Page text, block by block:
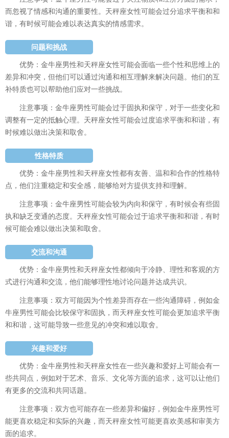
而忽视了情感和沟通的重要性。天秤座女性可能会过分追求平衡和和
谐，有时候可能会难以表达真实的情感需求。
问题和挑战
优势：金牛座男性和天秤座女性可能会面临一些个性和思维上的
差异和冲突，但他们可以通过沟通和相互理解来解决问题。他们的互
补特质也可以帮助他们应对一些挑战。
注意事项：金牛座男性可能会过于固执和保守，对于一些变化和
调整有一定的抵触心理。天秤座女性可能会过度追求平衡和和谐，有
时候难以做出决策和取舍。
性格特质
优势：金牛座男性和天秤座女性都有友善、温和和合作的性格特
点，他们注重稳定和安全感，能够给对方提供支持和理解。
注意事项：金牛座男性可能会较为内向和保守，有时候会有些固
执和缺乏变通的态度。天秤座女性可能会过于追求平衡和和谐，有时
候可能会难以做出决策和取舍。
交流和沟通
优势：金牛座男性和天秤座女性都倾向于冷静、理性和客观的方
式进行沟通和交流，他们能够理性地讨论问题并达成共识。
注意事项：双方可能因为个性差异而存在一些沟通障碍，例如金
牛座男性可能会比较保守和固执，而天秤座女性可能会更加追求平衡
和和谐，这可能导致一些意见的冲突和难以取舍。
兴趣和爱好
优势：金牛座男性和天秤座女性在一些兴趣和爱好上可能会有一
些共同点，例如对于艺术、音乐、文化等方面的追求，这可以让他们
有更多的交流和共同话题。
注意事项：双方也可能存在一些差异和偏好，例如金牛座男性可
能更喜欢稳定和实际的兴趣，而天秤座女性可能更喜欢美感和审美方
面的追求。